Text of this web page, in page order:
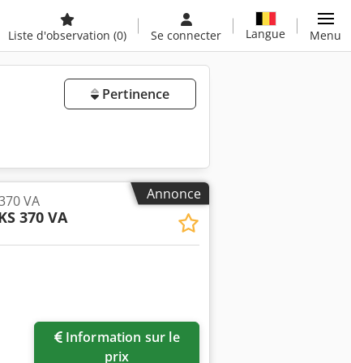
Liste d'observation (0) Se connecter Langue Menu
Pertinence
Annonce
VA
370 VA
Information sur le
prix